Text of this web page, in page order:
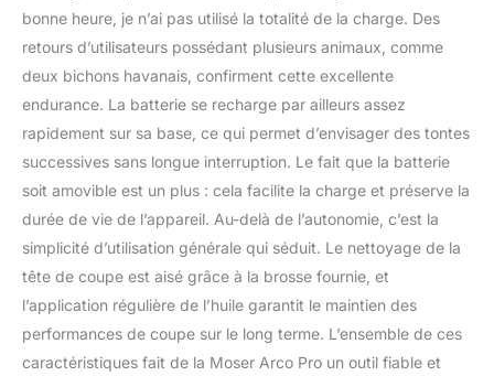
bonne heure, je n’ai pas utilisé la totalité de la charge. Des
retours d’utilisateurs possédant plusieurs animaux, comme
deux bichons havanais, confirment cette excellente
endurance. La batterie se recharge par ailleurs assez
rapidement sur sa base, ce qui permet d’envisager des tontes
successives sans longue interruption. Le fait que la batterie
soit amovible est un plus : cela facilite la charge et préserve la
durée de vie de l’appareil. Au-delà de l’autonomie, c’est la
simplicité d’utilisation générale qui séduit. Le nettoyage de la
tête de coupe est aisé grâce à la brosse fournie, et
l’application régulière de l’huile garantit le maintien des
performances de coupe sur le long terme. L’ensemble de ces
caractéristiques fait de la Moser Arco Pro un outil fiable et